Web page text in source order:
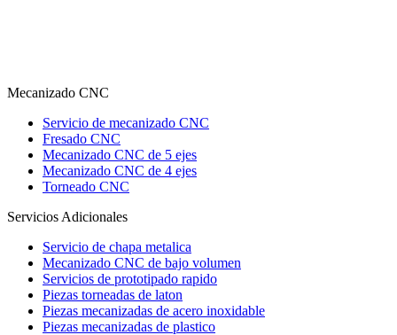
Mecanizado CNC
Servicio de mecanizado CNC
Fresado CNC
Mecanizado CNC de 5 ejes
Mecanizado CNC de 4 ejes
Torneado CNC
Servicios Adicionales
Servicio de chapa metalica
Mecanizado CNC de bajo volumen
Servicios de prototipado rapido
Piezas torneadas de laton
Piezas mecanizadas de acero inoxidable
Piezas mecanizadas de plastico